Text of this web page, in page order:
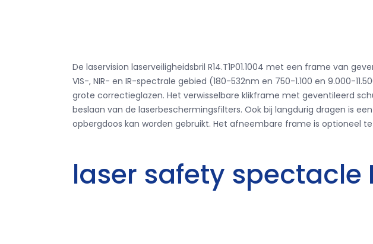
De laservision laserveiligheidsbril R14.T1P01.1004 met een frame van
VIS-, NIR- en IR-spectrale gebied (180-532nm en 750-1.100 en 9.000-
grote correctieglazen. Het verwisselbare klikframe met geventileerd
beslaan van de laserbeschermingsfilters. Ook bij langdurig dragen is
opbergdoos kan worden gebruikt. Het afneembare frame is optioneel te
laser safety spectacle